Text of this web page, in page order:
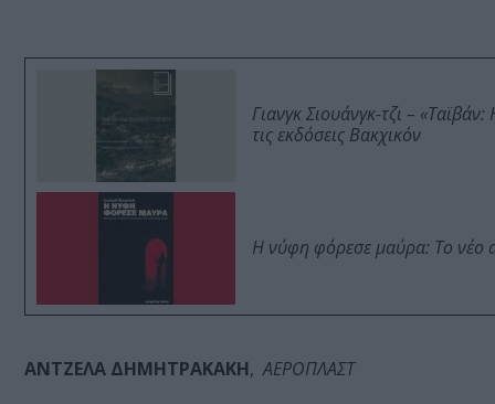
Γιανγκ Σιουάνγκ-τζι –
τις εκδόσεις Βακχικόν
Η νύφη φόρεσε μαύρα: Το νέο
ΑΝΤΖΕΛΑ ΔΗΜΗΤΡΑΚΑΚΗ,ΑΕΡΟΠΛΑΣΤ